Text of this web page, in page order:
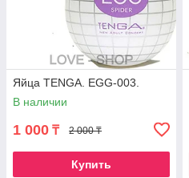
Яйца TENGA. EGG-003.
В наличии
1 000 ₸ 2 000 ₸
Купить